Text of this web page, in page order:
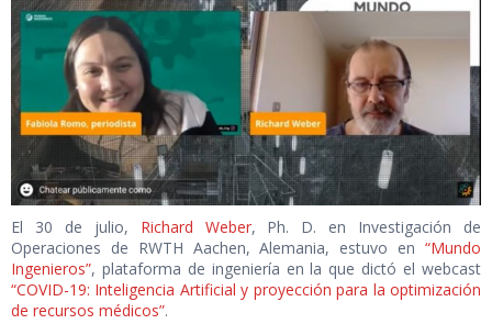
El 30 de julio, Richard Weber, Ph. D. en Investigación de
Operaciones de RWTH Aachen, Alemania, estuvo en “Mundo
Ingenieros”, plataforma de ingeniería en la que dictó el webcast
“COVID-19: Inteligencia Artificial y proyección para la optimización
de recursos médicos”.